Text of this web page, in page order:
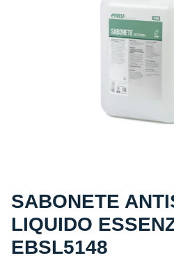
SABONETE
LIQUIDO
EBSL5148